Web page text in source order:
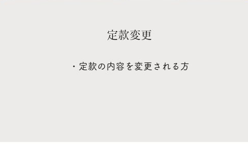
​​定款変更
・定款の内容を変更される方